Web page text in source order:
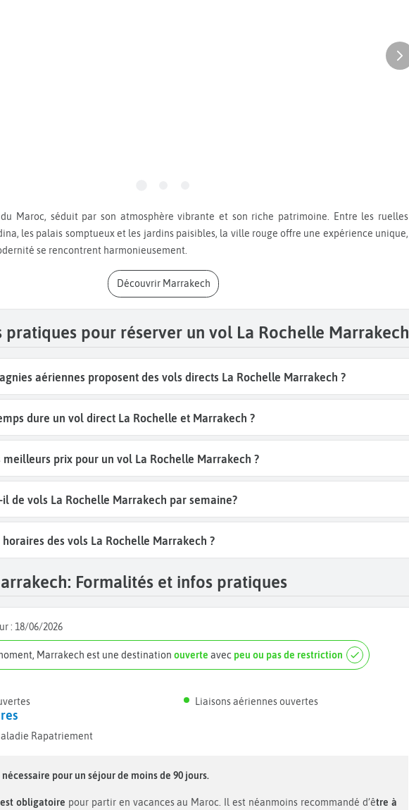
les palais somptueux et les jardins paisibles, la ville rouge offre une expérience unique,
se rencontrent harmonieusement.
Découvrir Marrakech
pour réserver un vol La Rochelle Marrakech
aériennes proposent des vols directs La Rochelle Marrakech ?
dure un vol direct La Rochelle et Marrakech ?
meilleurs prix pour un vol La Rochelle Marrakech ?
de vols La Rochelle Marrakech par semaine?
des vols La Rochelle Marrakech ?
Formalités et infos pratiques
: 18/06/2026
moment, Marrakech est une destinationouverte avec peu ou pas de restriction
Liaisons aériennes ouvertes
Rapatriement
nécessaire pour un séjour de moins de 90 jours.
obligatoire pour partir en vacances au Maroc. Il est néanmoins recommandé d’être à